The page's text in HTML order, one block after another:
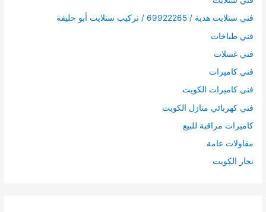
فني ستلايت هدية / 69922265 / تركيب ستلايت أبو حليفة
فني طباخات
فني غسلات
فني كاميرات
فني كاميرات الكويت
فني كهربائي منازل الكويت
كاميرات مراقبة للبيع
مقاولات عامة
نجار الكويت